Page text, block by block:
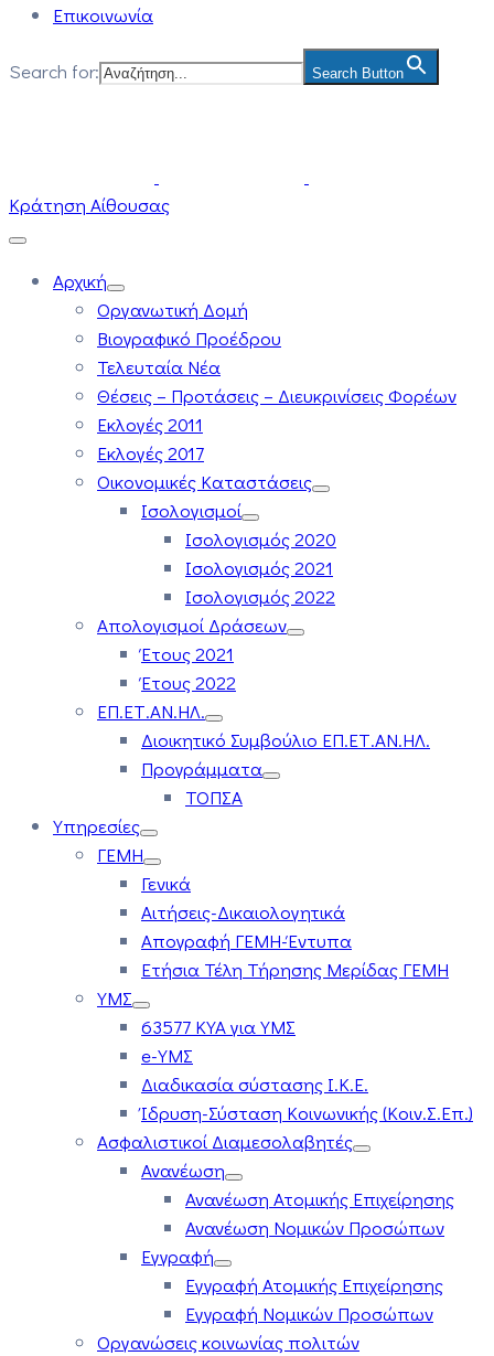
Επικοινωνία
Search for: Search Button
Κράτηση Αίθουσας
Αρχική
Οργανωτική Δομή
Βιογραφικό Προέδρου
Τελευταία Νέα
Θέσεις – Προτάσεις – Διευκρινίσεις Φορέων
Εκλογές 2011
Εκλογές 2017
Οικονομικές Καταστάσεις
Ισολογισμοί
Ισολογισμός 2020
Ισολογισμός 2021
Ισολογισμός 2022
Απολογισμοί Δράσεων
Έτους 2021
Έτους 2022
ΕΠ.ΕΤ.ΑΝ.ΗΛ.
Διοικητικό Συμβούλιο ΕΠ.ΕΤ.ΑΝ.ΗΛ.
Προγράμματα
ΤΟΠΣΑ
Υπηρεσίες
ΓΕΜΗ
Γενικά
Αιτήσεις-Δικαιολογητικά
Απογραφή ΓΕΜΗ-Έντυπα
Ετήσια Τέλη Τήρησης Μερίδας ΓΕΜΗ
ΥΜΣ
63577 ΚΥΑ για ΥΜΣ
e-ΥΜΣ
Διαδικασία σύστασης Ι.Κ.Ε.
Ίδρυση-Σύσταση Κοινωνικής (Κοιν.Σ.Επ.)
Ασφαλιστικοί Διαμεσολαβητές
Ανανέωση
Ανανέωση Ατομικής Επιχείρησης
Ανανέωση Νομικών Προσώπων
Εγγραφή
Εγγραφή Ατομικής Επιχείρησης
Εγγραφή Νομικών Προσώπων
Οργανώσεις κοινωνίας πολιτών